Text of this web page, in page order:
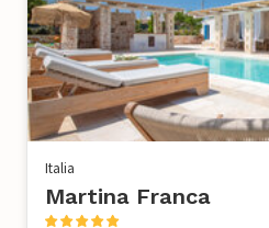
Italia
Martina Franca